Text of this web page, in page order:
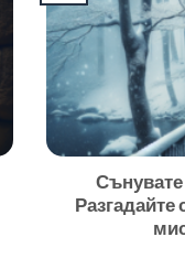
Сънувате
Разгадайте